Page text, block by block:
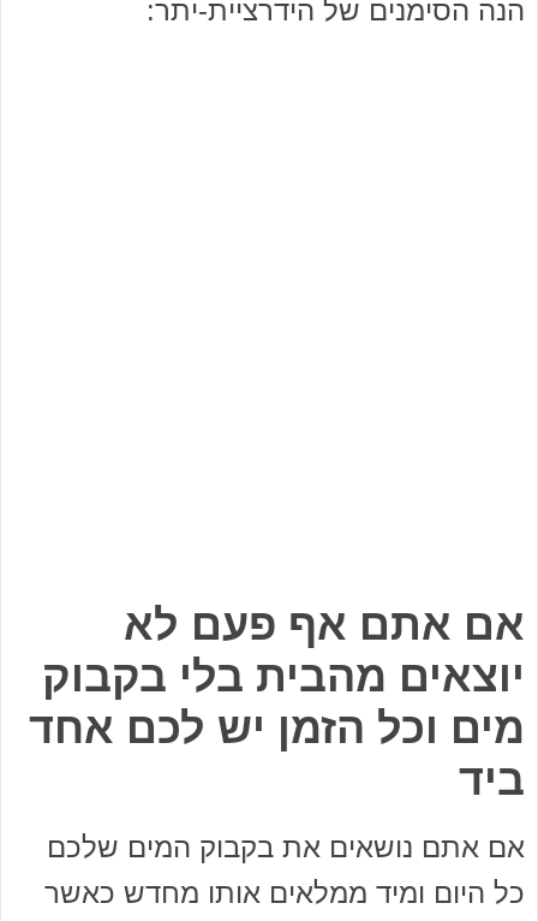
הנה הסימנים של הידרציית-יתר:
אם אתם אף פעם לא
יוצאים מהבית בלי בקבוק
מים וכל הזמן יש לכם אחד
ביד
אם אתם נושאים את בקבוק המים שלכם
כל היום ומיד ממלאים אותו מחדש כאשר